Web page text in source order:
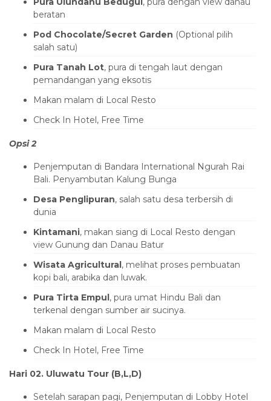
beratan
Pod Chocolate/Secret Garden (Optional pilih
salah satu)
Pura Tanah Lot, pura di tengah laut dengan
pemandangan yang eksotis
Makan malam di Local Resto
Check In Hotel, Free Time
Opsi 2
Penjemputan di Bandara International Ngurah Rai
Bali. Penyambutan Kalung Bunga
Desa Penglipuran, salah satu desa terbersih di
dunia
Kintamani, makan siang di Local Resto dengan
view Gunung dan Danau Batur
Wisata Agricultural , melihat proses pembuatan
kopi bali, arabika dan luwak.
Pura Tirta Empul , pura umat Hindu Bali dan
terkenal dengan sumber air sucinya.
Makan malam di Local Resto
Check In Hotel, Free Time
Hari 02. Uluwatu Tour (B,L,D)
Setelah sarapan pagi, Penjemputan di Lobby Hotel